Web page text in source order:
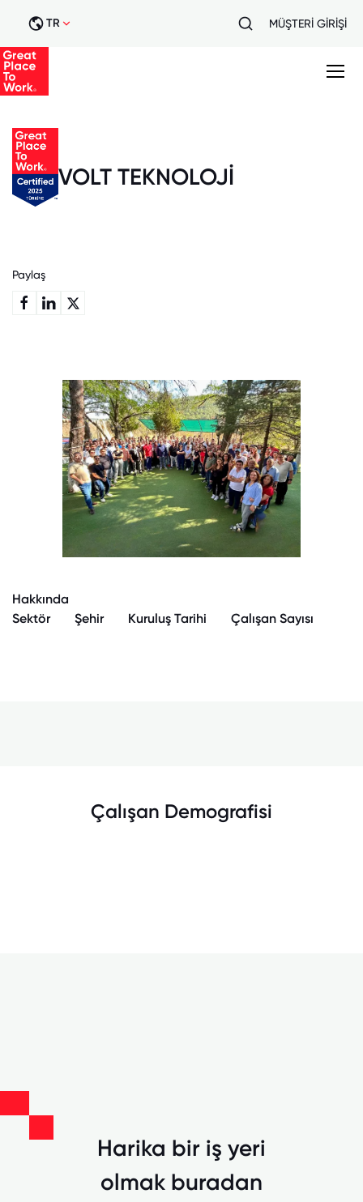
TR MÜŞTERİ GİRİŞİ
VOLT TEKNOLOJİ
Paylaş
Hakkında
Sektör
Şehir Kuruluş Tarihi Çalışan Sayısı
Çalışan Demografisi
Harika bir iş yeri
olmak buradan